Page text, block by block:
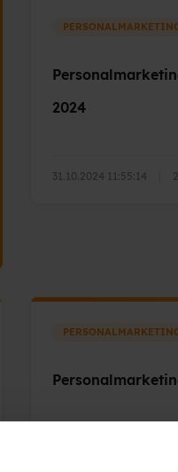
2024
31.10.2024 11:55:14